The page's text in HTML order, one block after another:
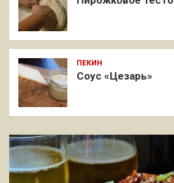
ПЕКИН
Соус «Цезарь»